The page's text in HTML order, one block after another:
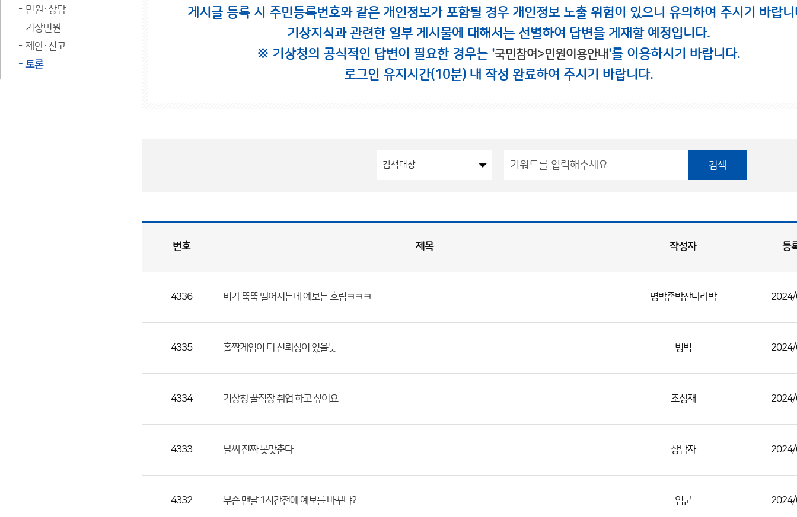
민원·상담
기상민원
제안·신고
토론
게시글 등록 시 주민등록번호와 같은 개인정보가 포함될 경우 개인정보 노출 위험이 있으니 유의하여 주시기 바랍니
기상지식과 관련한 일부 게시물에 대해서는 선별하여 답변을 게재할 예정입니다.
※ 기상청의 공식적인 답변이 필요한 경우는 '국민참여>민원이용안내'를 이용하시기 바랍니다.
로그인 유지시간(10분) 내 작성 완료하여 주시기 바랍니다.
검색
로
제
번호 제목 작성자 등
4336 비가 뚝뚝 떨어지는데 예보는 흐림ㅋㅋㅋ 명박존박산다라박
4335 홀짝게임이 더 신뢰성이 있을듯 빙빅
4334 기상청 꿀직장 취업 하고 싶어요 조성재
4333 날씨 진짜 못맞춘다 상남자
4332 무슨 맨날 1시간전에 예보를 바꾸냐? 임군